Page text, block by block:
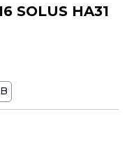
SOLUS HA31